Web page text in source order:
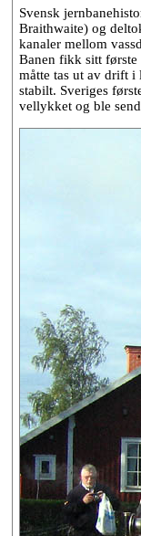
Svensk
Braithwaite) og
kanaler mellom
Banen fikk sitt
måtte tas ut av drift i
stabilt. Sveriges
vellykket og ble